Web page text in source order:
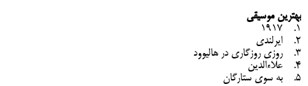
بهترین موسیقی
1. 1917
2. ایرلندی
3. روزی روزگاری در هالیوود
4. علاءالدین
5. به سوی ستارگان